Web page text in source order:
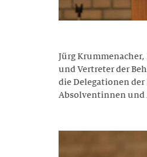
Jürg
und Vertreter der
die Delegationen
Absolventinnen und